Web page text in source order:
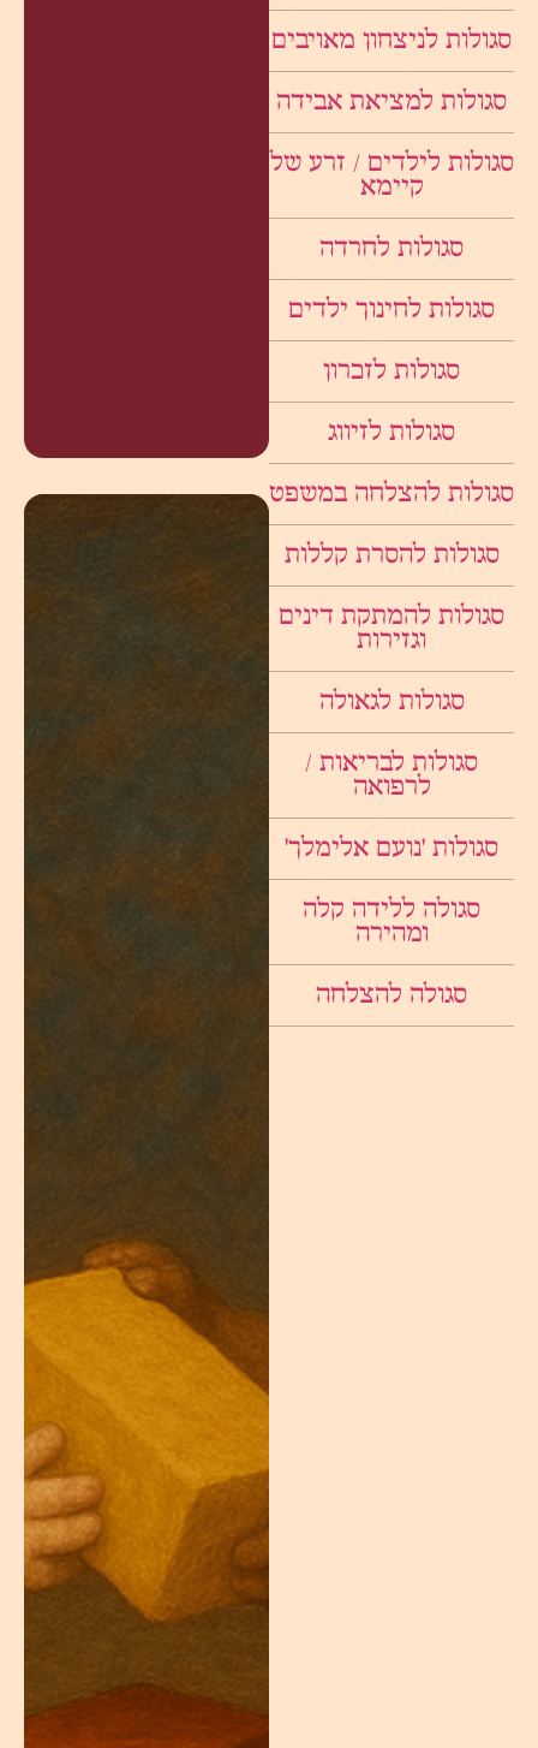
סגולות לניצחון מאויבים
סגולות למציאת אבידה
סגולות לילדים / זרע של
קיימא
סגולות לחרדה
סגולות לחינוך ילדים
סגולות לזכרון
סגולות לזיווג
סגולות להצלחה במשפט
סגולות להסרת קללות
סגולות להמתקת דינים
וגזירות
סגולות לגאולה
סגולות לבריאות /
לרפואה
סגולות ׳נועם אלימלך׳
סגולה ללידה קלה
ומהירה
סגולה להצלחה